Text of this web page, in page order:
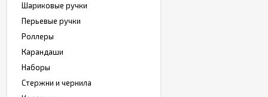
Шариковые ручки
Перьевые ручки
Роллеры
Карандаши
Наборы
Стержни и чернила